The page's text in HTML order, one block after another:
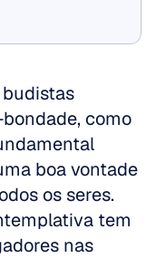
como
boa vontade
os seres.
tem
nas